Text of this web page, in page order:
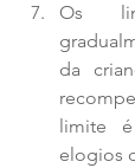
Os
da
limite
elogios